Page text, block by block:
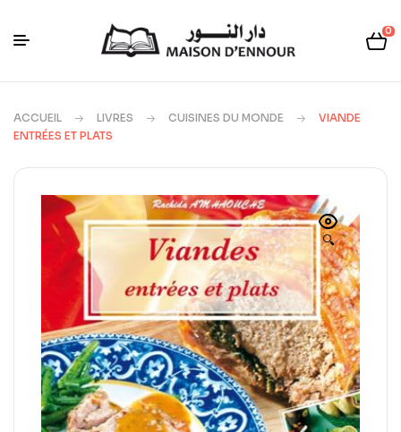
0
ACCUEIL LIVRES CUISINES DU MONDE
VIANDE
ENTRÉES ET PLATS
🔍